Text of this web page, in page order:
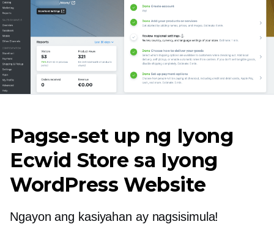
Pagse-set up ng Iyong
Ecwid Store sa Iyong
WordPress Website
Ngayon ang kasiyahan ay nagsisimula!